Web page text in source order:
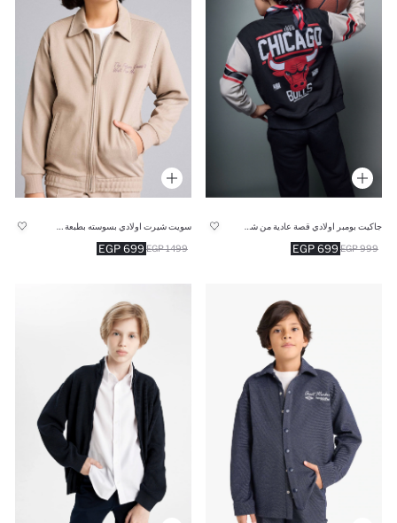
699 EGP 999 EGP
699 EGP 1499 EGP